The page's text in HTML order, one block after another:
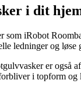
i dit
som iRobot
ledninger og
er også
i topform og